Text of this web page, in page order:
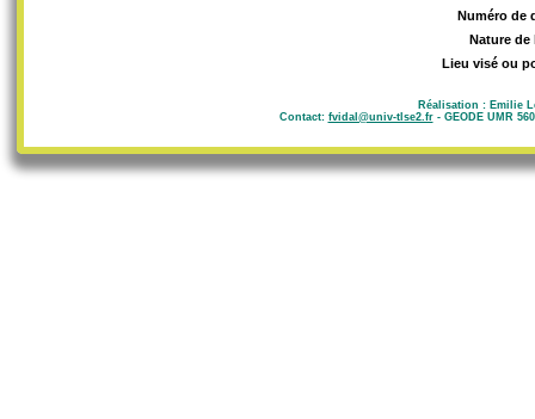
Numéro de
Nature de
Lieu visé ou
Réalisation : Emilie
Contact: fvidal@univ-tlse2.fr- GEODE UMR